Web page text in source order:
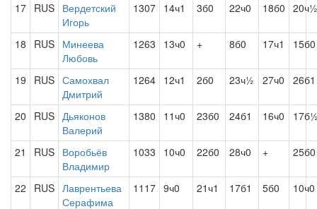
17 RUS Вердетский
Игорь
1307 14ч1 3б0 22ч0 18б0 20ч½
18 RUS Минеева
Любовь
1263 13ч0 + 8б0 17ч1 15б0
19 RUS Самохвал
Дмитрий
1264 12ч1 2б0 23ч½ 27ч0 26б1
20 RUS Дьяконов
Валерий
1380 11ч0 23б0 24б1 16ч0
21 RUS Воробьёв
Владимир
1033 10ч0 22б0 28ч0 + 25б0
22 RUS Лаврентьева
Серафима
1117 9ч0 21ч1 17б1 5б0 10ч0